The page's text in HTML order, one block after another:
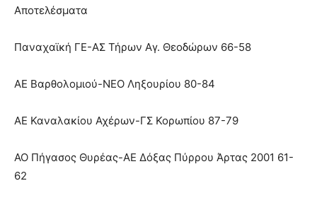
Αποτελέσματα
Παναχαϊκή ΓΕ-ΑΣ Τήρων Αγ. Θεοδώρων 66-58
ΑΕ Βαρθολομιού-ΝΕΟ Ληξουρίου 80-84
ΑΕ Καναλακίου Αχέρων-ΓΣ Κορωπίου 87-79
ΑΟ Πήγασος Θυρέας-ΑΕ Δόξας Πύρρου Άρτας 2001 61-
62